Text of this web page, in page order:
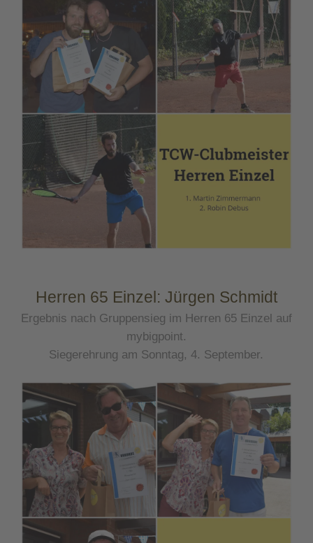
Herren 65 Einzel: Jürgen Schmidt
Ergebnis nach Gruppensieg im Herren 65 Einzel auf
mybigpoint.
Siegerehrung am Sonntag, 4. September.